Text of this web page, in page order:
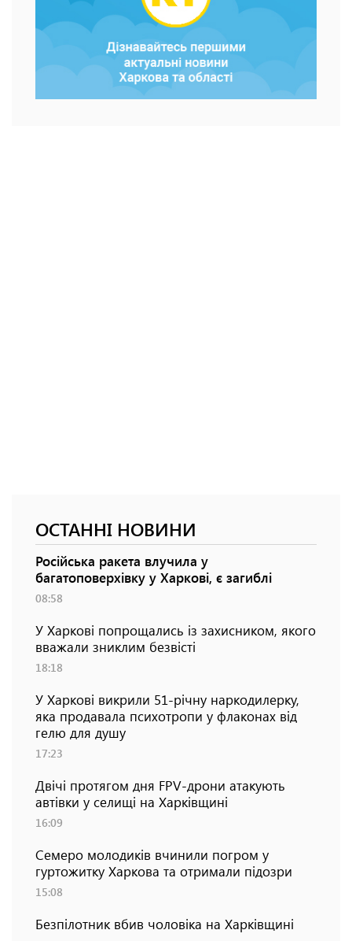
ОСТАННІ НОВИНИ
Російська ракета влучила у
багатоповерхівку у Харкові, є загиблі
08:58
У Харкові попрощались із захисником, якого
вважали зниклим безвісті
18:18
У Харкові викрили 51-річну наркодилерку,
яка продавала психотропи у флаконах від
гелю для душу
17:23
Двічі протягом дня FPV-дрони атакують
автівки у селищі на Харківщині
16:09
Семеро молодиків вчинили погром у
гуртожитку Харкова та отримали підозри
15:08
Безпілотник вбив чоловіка на Харківщині